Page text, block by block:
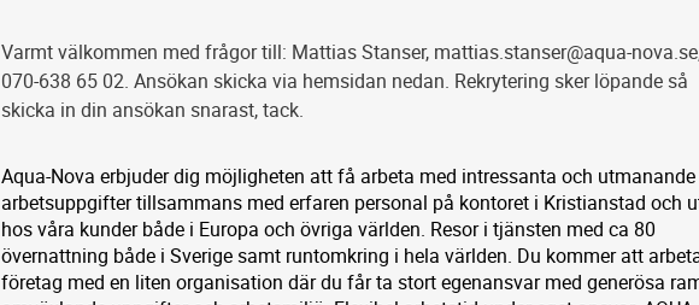
Varmt välkommen med frågor till: Mattias Stanser, mattias.stanser@aqua-
070-638 65 02. Ansökan skicka via hemsidan nedan. Rekrytering sker löpande så
skicka in din ansökan snarast, tack.
Aqua-Nova erbjuder dig möjligheten att få arbeta med intressanta och utmanande
arbetsuppgifter tillsammans med erfaren personal på kontoret i Kristianstad och
hos våra kunder både i Europa och övriga världen. Resor i tjänsten med ca 80
övernattning både i Sverige samt runtomkring i hela världen. Du kommer att
företag med en liten organisation där du får ta stort egenansvar med generösa